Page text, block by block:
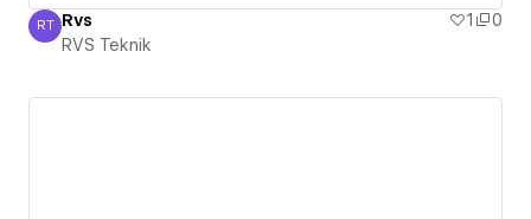
RVS Teknik
RT Rvs 1
0
RVS Teknik